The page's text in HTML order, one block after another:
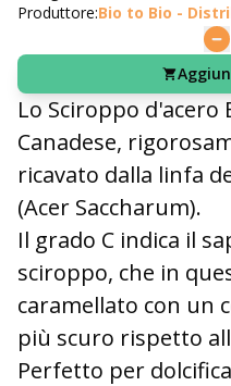
Produttore:Bio to Bio -
Lo Sciroppo d'acero
Canadese,
ricavato dalla linfa
(Acer Saccharum).
Il grado C indica il
sciroppo, che in
caramellato con un
più scuro rispetto
Perfetto per